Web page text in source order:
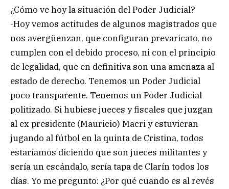
¿Cómo ve hoy la situación del Poder Judicial?
-Hoy vemos actitudes de algunos magistrados que
nos avergüenzan, que configuran prevaricato, no
cumplen con el debido proceso, ni con el principio
de legalidad, que en definitiva son una amenaza al
estado de derecho. Tenemos un Poder Judicial
poco transparente. Tenemos un Poder Judicial
politizado. Si hubiese jueces y fiscales que juzgan
al ex presidente (Mauricio) Macri y estuvieran
jugando al fútbol en la quinta de Cristina, todos
estaríamos diciendo que son jueces militantes y
sería un escándalo, sería tapa de Clarín todos los
días. Yo me pregunto: ¿Por qué cuando es al revés